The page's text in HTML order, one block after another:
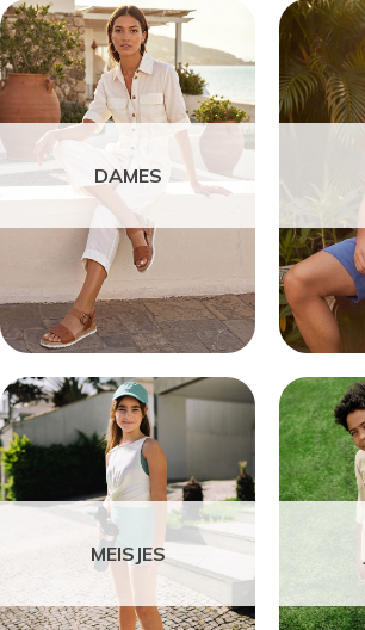
DAMES
MEISJES